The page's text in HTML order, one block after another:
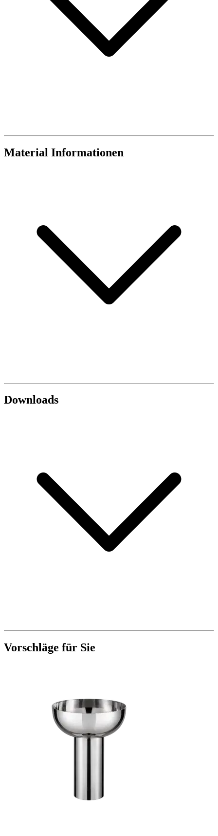
Material Informationen
Downloads
Vorschläge für Sie